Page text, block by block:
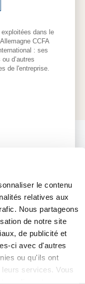
le contenu
relatives aux
Nous partageons
de notre site
de publicité et
ci avec d'autres
ou qu'ils ont
services. Vous